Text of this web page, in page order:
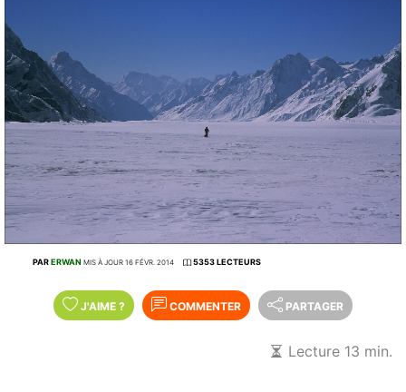
PARERWAN MIS À JOUR 16 FÉVR. 2014 5353 LECTEURS
J'AIME ? COMMENTER PARTAGER
Lecture 13 min.